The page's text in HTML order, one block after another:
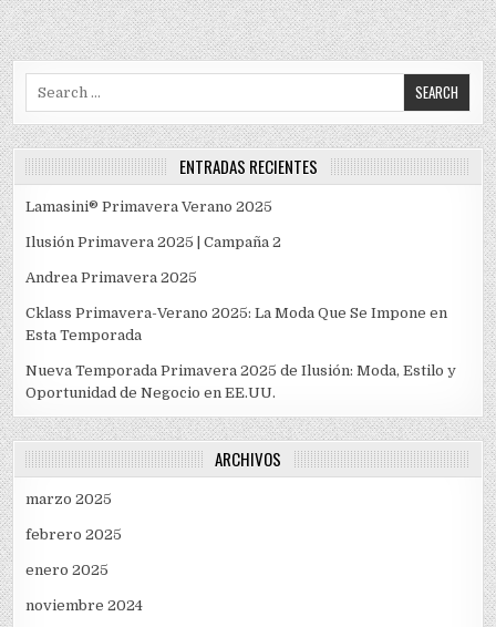
ENTRADAS RECIENTES
Lamasini® Primavera Verano 2025
Ilusión Primavera 2025 | Campaña 2
Andrea Primavera 2025
Cklass Primavera-Verano 2025: La Moda Que Se Impone en
Esta Temporada
Nueva Temporada Primavera 2025 de Ilusión: Moda, Estilo y
Oportunidad de Negocio en EE.UU.
ARCHIVOS
marzo 2025
febrero 2025
enero 2025
noviembre 2024